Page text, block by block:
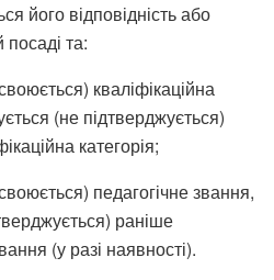
його відповідність або
посаді та:
кваліфікаційна
(не підтверджується)
категорія;
педагогічне звання,
раніше
(у разі наявності).